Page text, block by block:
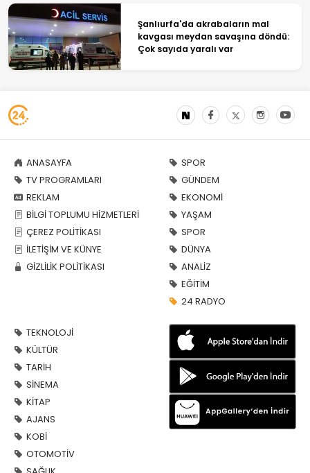
Şanlıurfa'da akrabaların mal
kavgası meydan savaşına döndü:
Çok sayıda yaralı var
ANASAYFA
TV PROGRAMLARI
REKLAM
BİLGİ TOPLUMU HİZMETLERİ
ÇEREZ POLİTİKASI
İLETİŞİM VE KÜNYE
GİZLİLİK POLİTİKASI
SPOR
GÜNDEM
EKONOMİ
YAŞAM
SPOR
DÜNYA
ANALİZ
EĞİTİM
24 RADYO
TEKNOLOJİ
KÜLTÜR
TARİH
SİNEMA
KİTAP
AJANS
KOBİ
OTOMOTİV